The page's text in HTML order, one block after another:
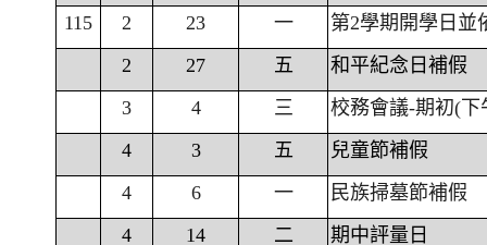
115
2 23 一
第2學期開學日並
2
27 五
和平紀念日補假
3
4 三
校務會議-期初(下
4
3 五
兒童節補假
4
6 一
民族掃墓節補假
4
14 二
期中評量日